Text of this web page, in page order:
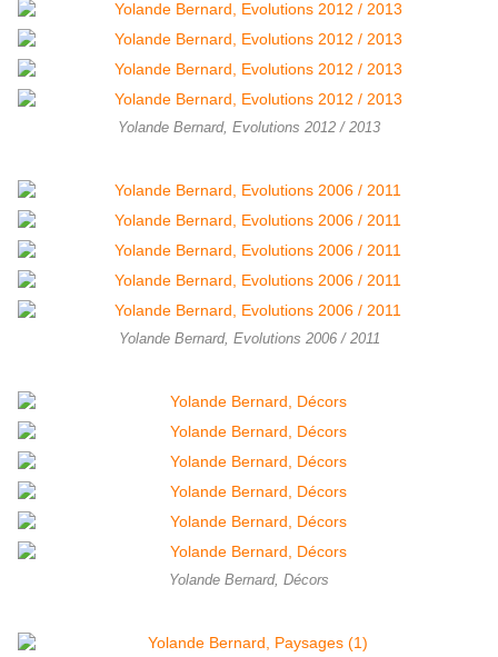
Yolande Bernard, Evolutions 2012 / 2013
Yolande Bernard, Evolutions 2006 / 2011
Yolande Bernard, Décors